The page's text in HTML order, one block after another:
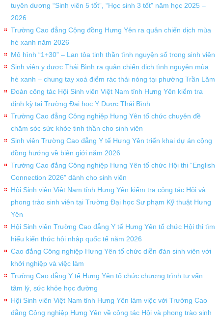
tuyên dương “Sinh viên 5 tốt”, “Học sinh 3 tốt” năm học 2025 –
2026
Trường Cao đẳng Cộng đồng Hưng Yên ra quân chiến dịch mùa
hè xanh năm 2026
Mô hình “1+30” – Lan tỏa tinh thần tình nguyện số trong sinh viên
Sinh viên y dược Thái Bình ra quân chiến dịch tình nguyện mùa
hè xanh – chung tay xoá điểm rác thải nóng tại phường Trần Lãm
Đoàn công tác Hội Sinh viên Việt Nam tỉnh Hưng Yên kiểm tra
định kỳ tại Trường Đại học Y Dược Thái Bình
Trường Cao đẳng Công nghiệp Hưng Yên tổ chức chuyên đề
chăm sóc sức khỏe tinh thần cho sinh viên
Sinh viên Trường Cao đẳng Y tế Hưng Yên triển khai dự án cộng
đồng hướng về biên giới năm 2026
Trường Cao đẳng Công nghiệp Hưng Yên tổ chức Hội thi “English
Connection 2026” dành cho sinh viên
Hội Sinh viên Việt Nam tỉnh Hưng Yên kiểm tra công tác Hội và
phong trào sinh viên tại Trường Đại học Sư phạm Kỹ thuật Hưng
Yên
Hội Sinh viên Trường Cao đẳng Y tế Hưng Yên tổ chức Hội thi tìm
hiểu kiến thức hội nhập quốc tế năm 2026
Cao đẳng Công nghiệp Hưng Yên tổ chức diễn đàn sinh viên với
khởi nghiệp và việc làm
Trường Cao đẳng Y tế Hưng Yên tổ chức chương trình tư vấn
tâm lý, sức khỏe học đường
Hội Sinh viên Việt Nam tỉnh Hưng Yên làm việc với Trường Cao
đẳng Công nghiệp Hưng Yên về công tác Hội và phong trào sinh